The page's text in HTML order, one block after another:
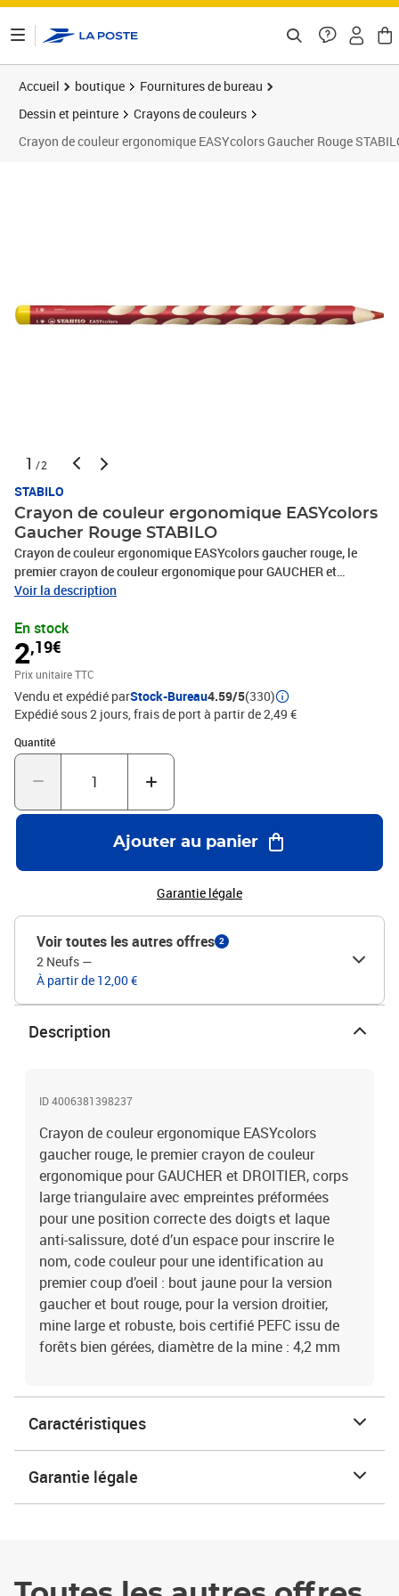
Accueil boutique
Fournitures de bureau
Dessin et peinture
Crayons de couleurs
Crayon de couleur ergonomique EASYcolors Gaucher Rouge
1 /2
STABILO
Crayon de couleur ergonomique EASYcolors
Gaucher Rouge STABILO
Crayon de couleur ergonomique EASYcolors gaucher rouge, le
premier crayon de couleur ergonomique pour GAUCHER et
DROITIER, corps large triangulaire avec empreintes préformées
d’un espace pour inscrire le nom, code couleur pour une
identification au premier coup d’oeil : bout jaune pour la version
gaucher et bout rouge, pour la version droitier, mine large et
robuste, bois certifié PEFC issu de forêts bien gérées, diamètre de
la mine : 4,2 mm
Voir la description
En stock
2,19€
Prix unitaire TTC
Vendu et expédié parStock-Bureau4.59/5(330)
Expédié sous 2 jours, frais de port à partir de 2,49 €
Quantité
Quantité : 1
Ajouter au panier
Garantie légale
Voir toutes les autres offres 2
2 Neufs —
À partir de 12,00 €
Description
ID 4006381398237
Crayon de couleur ergonomique EASYcolors
gaucher rouge, le premier crayon de couleur
ergonomique pour GAUCHER et DROITIER, corps
large triangulaire avec empreintes préformées
pour une position correcte des doigts et laque
anti-salissure, doté d’un espace pour inscrire le
nom, code couleur pour une identification au
premier coup d’oeil : bout jaune pour la version
gaucher et bout rouge, pour la version droitier,
mine large et robuste, bois certifié PEFC issu de
forêts bien gérées, diamètre de la mine : 4,2 mm
Caractéristiques
Garantie légale